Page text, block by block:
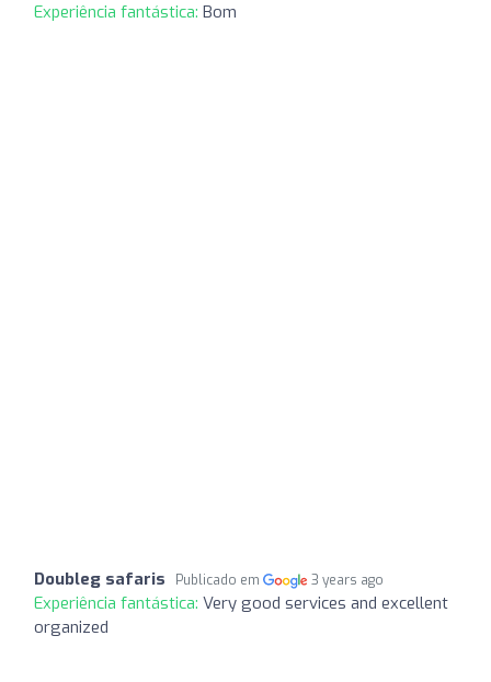
Experiência fantástica: Bom
Doubleg safaris Publicado em 3 years ago
Experiência fantástica: Very good services and excellent
organized